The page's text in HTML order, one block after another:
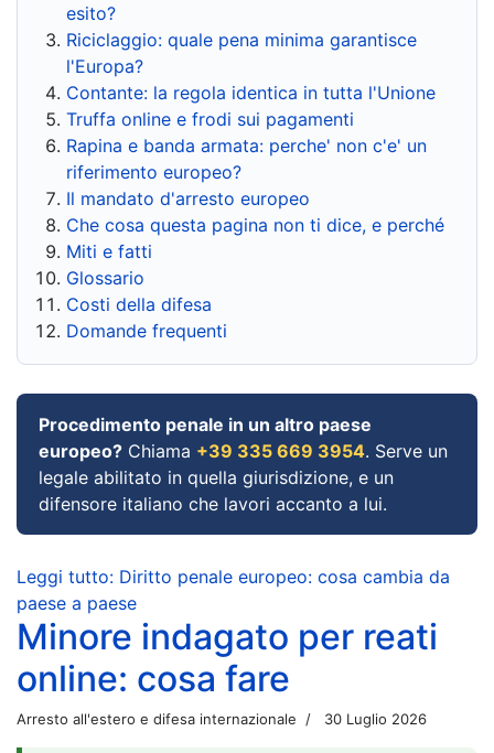
esito?
Riciclaggio: quale pena minima garantisce
l'Europa?
Contante: la regola identica in tutta l'Unione
Truffa online e frodi sui pagamenti
Rapina e banda armata: perche' non c'e' un
riferimento europeo?
Il mandato d'arresto europeo
Che cosa questa pagina non ti dice, e perché
Miti e fatti
Glossario
Costi della difesa
Domande frequenti
Procedimento penale in un altro paese
europeo? Chiama +39 335 669 3954. Serve un
legale abilitato in quella giurisdizione, e un
difensore italiano che lavori accanto a lui.
Leggi tutto: Diritto penale europeo: cosa cambia da
paese a paese
Minore indagato per reati
online: cosa fare
Arresto all'estero e difesa internazionale 30 Luglio 2026